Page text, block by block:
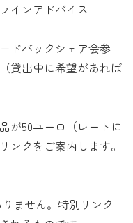
インアドバイス
ドバックシェア会参
貸出中に希望があれば
が50ユーロ（レートに
ンクをご案内します。
ません。特別リンク